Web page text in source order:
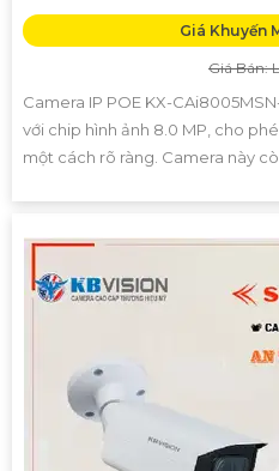
Giá Khuyến
Giá Bán:
Camera IP POE KX-
với chip hình ảnh 8.0 MP, cho
một cách rõ ràng. Camera này